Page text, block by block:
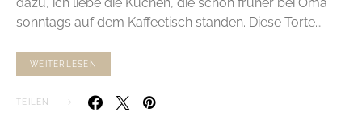
sonntags auf dem Kaffeetisch standen. Diese Torte…
WEITERLESEN
TEILEN